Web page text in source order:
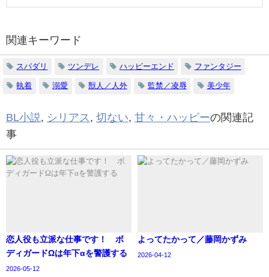
関連キーワード
スパダリ ツンデレ ハッピーエンド ファンタジー
執着 溺愛 獣人／人外 監禁／凌辱 美少年
BL小説, シリアス , 切ない, 甘々・ハッピーの関連記
事
恋人役も立派な仕事です！ ボ
ディガードΩは年下αを警護する
2026-05-12
よってたかって／藤岡かずみ
2026-04-12